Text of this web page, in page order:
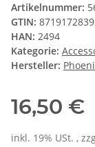
Artikelnummer:
GTIN:
HAN: 2494
Kategorie:
Hersteller:
16,50 €
inkl. 19% USt. ,